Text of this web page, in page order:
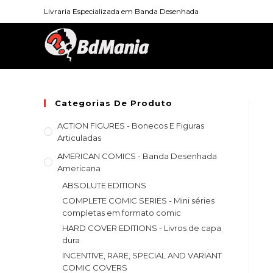
Livraria Especializada em Banda Desenhada
Categorias De Produto
ACTION FIGURES - Bonecos E Figuras
Articuladas
AMERICAN COMICS - Banda Desenhada
Americana
ABSOLUTE EDITIONS
COMPLETE COMIC SERIES - Mini séries
completas em formato comic
HARD COVER EDITIONS - Livros de capa
dura
INCENTIVE, RARE, SPECIAL AND VARIANT
COMIC COVERS